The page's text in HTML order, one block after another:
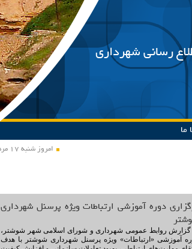
رسانی شهرداری
امروز شنبه ۱۷ مرداد ۱۴۰۵
ما
دوره آموزشی ارتباطات ویژه پرسنل شهرداری
گزارش روابط عمومی شهرداری و شورای اسلامی شهر شوشتر،
آموزشی «ارتباطات» ویژه پرسنل شهرداری شوشتر با هدف